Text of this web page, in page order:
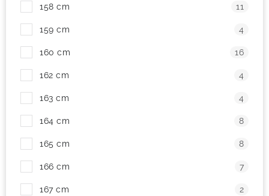
158 cm 11
159 cm 4
160 cm 16
162 cm 4
163 cm 4
164 cm 8
165 cm 8
166 cm 7
167 cm 2